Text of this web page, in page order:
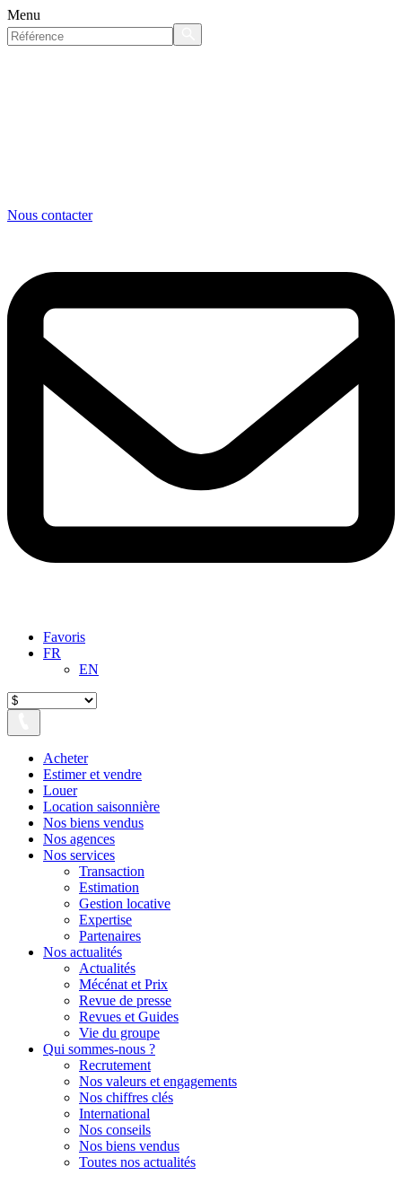
Menu
Nous contacter
Favoris
FR
EN
Acheter
Estimer et vendre
Louer
Location saisonnière
Nos biens vendus
Nos agences
Nos services
Transaction
Estimation
Gestion locative
Expertise
Partenaires
Nos actualités
Actualités
Mécénat et Prix
Revue de presse
Revues et Guides
Vie du groupe
Qui sommes-nous ?
Recrutement
Nos valeurs et engagements
Nos chiffres clés
International
Nos conseils
Nos biens vendus
Toutes nos actualités